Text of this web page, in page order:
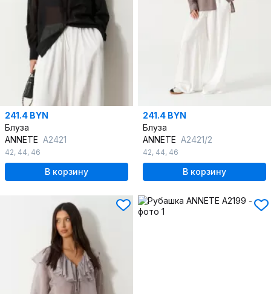
241.4 BYN
Блуза
ANNETE A2421
42, 44, 46
В корзину
241.4 BYN
Блуза
ANNETE A2421/2
42, 44, 46
В корзину